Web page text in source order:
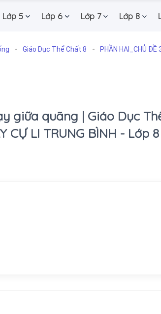
Lớp 5 Lớp 6 Lớp 7 Lớp 8
Giáo Dục Thể Chất 8
PHẦN HAI_CHỦ ĐỀ
giữa quãng | Giáo Dục
CỰ LI TRUNG BÌNH - Lớp